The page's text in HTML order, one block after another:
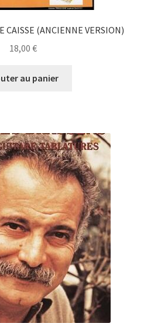
CAISSE (ANCIENNE VERSION)
18,00 €
au panier